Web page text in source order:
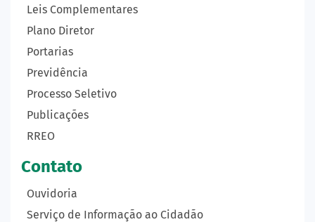
Leis Complementares
Plano Diretor
Portarias
Previdência
Processo Seletivo
Publicações
RREO
Contato
Ouvidoria
Serviço de Informação ao Cidadão